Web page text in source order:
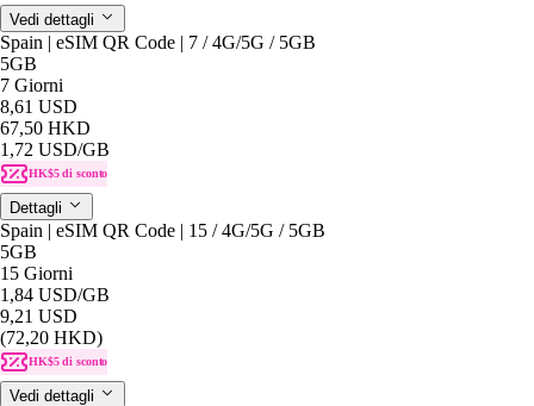
Vedi dettagli
Spain | eSIM QR Code | 7 / 4G/5G / 5GB
5GB
7 Giorni
8,61 USD
67,50 HKD
1,72 USD/GB
HK$5 di sconto
Dettagli
Spain | eSIM QR Code | 15 / 4G/5G / 5GB
5GB
15 Giorni
1,84 USD/GB
9,21 USD
(72,20 HKD)
HK$5 di sconto
Vedi dettagli